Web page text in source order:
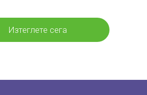
Изтеглете сега